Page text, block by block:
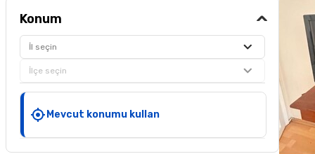
Konum
İl seçin
İlçe seçin
Mevcut konumu kullan